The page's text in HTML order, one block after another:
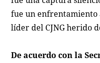
fue un
líder del CJNG herido
De acuerdo con la